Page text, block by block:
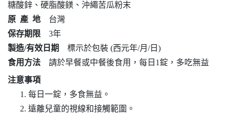
糖酸鋅、硬脂酸鎂、沖繩苦瓜粉末
原 產 地
台灣
保存期限
3年
製造/有效日期
標示於包裝 (西元年/月/日)
食用方法
請於早餐或中餐後食用，每日1錠，多吃無益
注意事項
每日一錠，多食無益。
遠離兒童的視線和接觸範圍。